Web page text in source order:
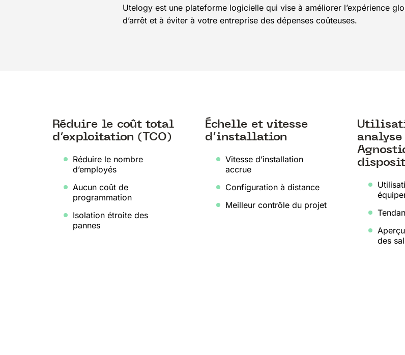
Utelogy est une plateforme logicielle qui vise à améliorer l’expérience
d’arrêt et à éviter à votre entreprise des dépenses coûteuses.
Réduire le coût total
d’exploitation (TCO)
Réduire le nombre
d’employés
Aucun coût de
programmation
Isolation étroite des
pannes
Échelle et vitesse
d’installation
Vitesse d’installation
accrue
Configuration à distance
Meilleur contrôle du projet
des